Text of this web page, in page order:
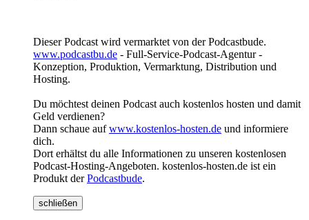
Dieser Podcast wird vermarktet von der Podcastbude.
www.podcastbu.de - Full-Service-Podcast-Agentur -
Konzeption, Produktion, Vermarktung, Distribution und
Hosting.
Du möchtest deinen Podcast auch kostenlos hosten und damit
Geld verdienen?
Dann schaue aufwww.kostenlos-hosten.de und informiere
dich.
Dort erhältst du alle Informationen zu unseren kostenlosen
Podcast-Hosting-Angeboten. kostenlos-hosten.de ist ein
Produkt derPodcastbude.
schließen